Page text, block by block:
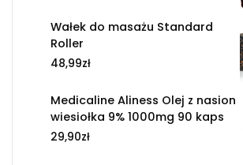
Wałek do masażu Standard
Roller
48,99zł
Medicaline Aliness Olej z nasion
wiesiołka 9% 1000mg 90 kaps
29,90zł